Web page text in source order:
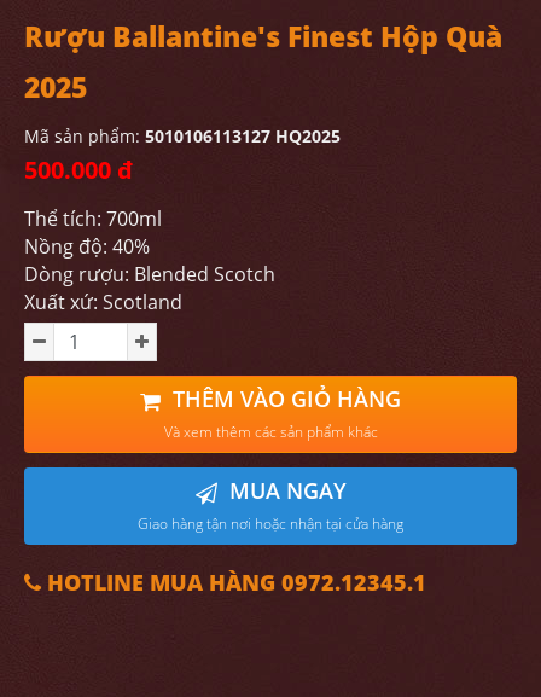
Rượu Ballantine's Finest Hộp Quà
2025
Mã sản phẩm: 5010106113127 HQ2025
500.000 đ
Thể tích: 700ml
Nồng độ: 40%
Dòng rượu: Blended Scotch
Xuất xứ: Scotland
THÊM VÀO GIỎ HÀNG
Và xem thêm các sản phẩm khác
MUA NGAY
Giao hàng tận nơi hoặc nhận tại cửa hàng
HOTLINE MUA HÀNG 0972.12345.1